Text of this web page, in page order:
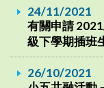
24/11/2021
有關申請
級下學期插班
26/10/2021